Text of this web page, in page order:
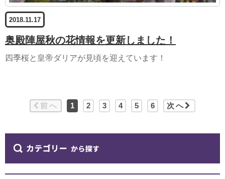
2018.11.17
奥殿陣屋秋の花情報を更新しました！
四季桜と皇帝ダリアが見頃を迎えています！
前へ 1 2 3 4 5 6 次へ